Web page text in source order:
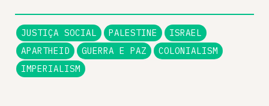
JUSTIÇA SOCIAL PALESTINE
ISRAEL
APARTHEID
GUERRA E PAZ
COLONIALISM
IMPERIALISM